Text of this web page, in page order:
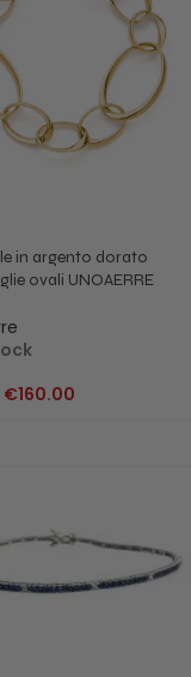
in argento dorato
ovali UNOAERRE
€160.00